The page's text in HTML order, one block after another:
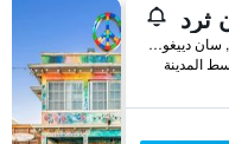
ثرد
542 3rd Avenue, سان دييغو, CA, الولايات المتحدة الأميريكية